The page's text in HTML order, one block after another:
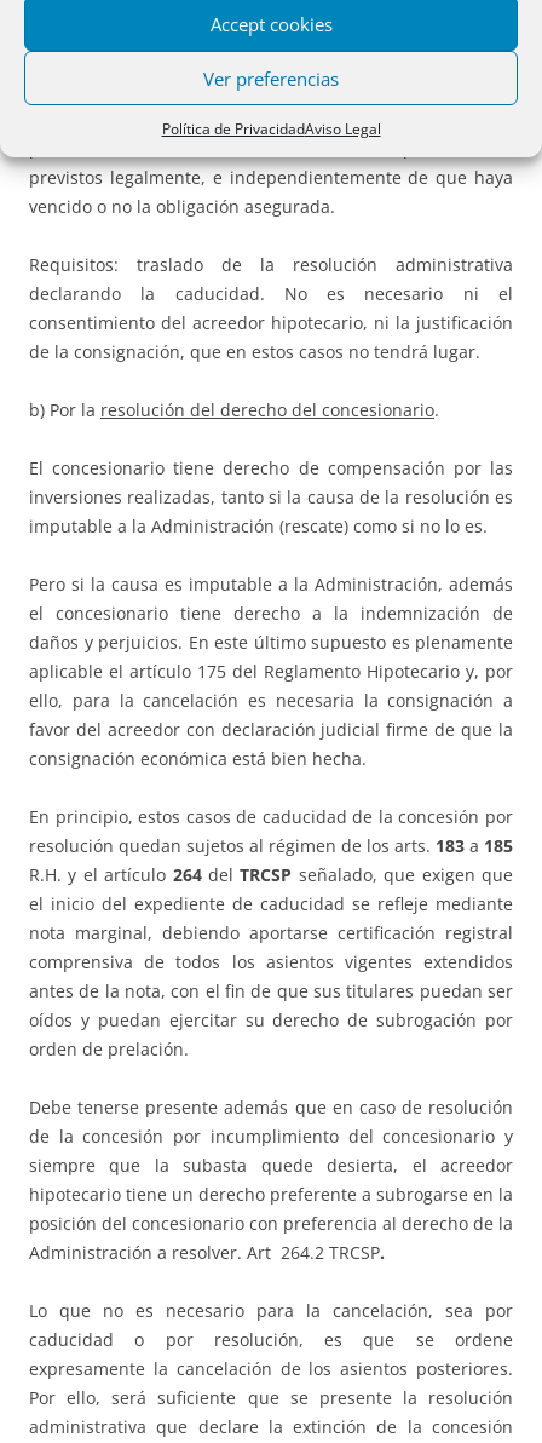
Accept cookies
Ver preferencias
Política de PrivacidadAviso Legal
automática. En esta materia, es preciso distinguir varias
a) Caducidad de la concesión por
transcurso del plazo
previstos legalmente, e independientemente de que haya
vencido o no la obligación asegurada.
Requisitos: traslado de la resolución administrativa
declarando la caducidad. No es necesario ni el
consentimiento del acreedor hipotecario, ni la justificación
de la consignación, que en estos casos no tendrá lugar.
b) Por la resolución del derecho del concesionario.
El concesionario tiene derecho de compensación por las
inversiones realizadas, tanto si la causa de la resolución es
imputable a la Administración (rescate) como si no lo es.
Pero si la causa es imputable a la Administración, además
el concesionario tiene derecho a la indemnización de
daños y perjuicios. En este último supuesto es plenamente
aplicable el artículo 175 del Reglamento Hipotecario y, por
ello, para la cancelación es necesaria la consignación a
favor del acreedor con declaración judicial firme de que la
consignación económica está bien hecha.
En principio, estos casos de caducidad de la concesión por
resolución quedan sujetos al régimen de los arts. 183 a 185
R.H. y el artículo 264delTRCSP señalado, que exigen que
el inicio del expediente de caducidad se refleje mediante
nota marginal, debiendo aportarse certificación registral
comprensiva de todos los asientos vigentes extendidos
antes de la nota, con el fin de que sus titulares puedan ser
oídos y puedan ejercitar su derecho de subrogación por
orden de prelación.
Debe tenerse presente además que en caso de resolución
de la concesión por incumplimiento del concesionario y
siempre que la subasta quede desierta, el acreedor
hipotecario tiene un derecho preferente a subrogarse en la
posición del concesionario con preferencia al derecho de la
Administración a resolver. Art 264.2 TRCSP.
Lo que no es necesario para la cancelación, sea por
caducidad o por resolución, es que se ordene
expresamente la cancelación de los asientos posteriores.
Por ello, será suficiente que se presente la resolución
administrativa que declare la extinción de la concesión